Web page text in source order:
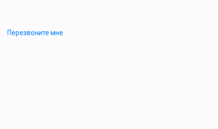
Перезвоните мне